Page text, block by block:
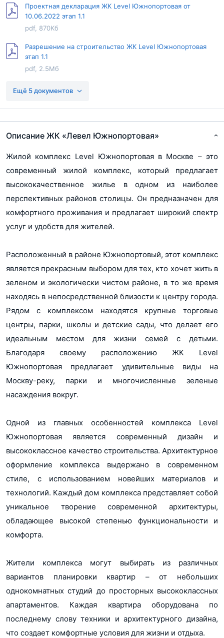
Возведение здания (Корпус 10, 11)
Паркинг Подземный паркинг на 1436 машиномест
Территория
Благоустройство
территории
детские и спортивные площадки
Терраса Нет
Форма продажи
Продажи завершены (4, 5, 6, 7)
Договор долевого участия (Корпус 1, 13,
Договор долевого участия (Корпус 2, 3)
Договор долевого участия (Корпус 10, 11)
Есть
Военная ипотека Нет
Рассрочка Рассрочка 0% на квартиры
Тип здания
Монолитно-кирпичное (4, 5, 6, 7)
Монолитно-кирпичное (Корпус 1, 13, 14)
Монолитно-кирпичное (Корпус 10, 11)
13-69 (Корпус 1, 13, 14)
47-68 (Корпус 2, 3)
49 (Корпус 8, 9)
20-68 (Корпус 10, 11)
Показать еще...
Отделка от
Без отделки/С отделкой (4, 5, 6, 7)
Без отделки/С отделкой (Корпус 2, 3)
Без отделки/С отделкой (Корпус 8, 9)
Показать еще...
Отделка от
застройщика
Без отделки, предчистовая, чистовая (4, 5,
6, 7)
Потолки
от 2.85 до 2.92 (4, 5, 6, 7)
от 2.85 до 2.92 (Корпус 1, 13, 14)
от 2.85 до 2.9 (Корпус 10, 11)
Квартир на этаже
14 (Корпус 1, 13, 14)
12 (Корпус 2, 3)
25 (Корпус 8, 9)
16 (Корпус 10, 11)
5759 (Общее кол-во)
785 (4, 5, 6, 7)
963 (Корпус 1, 13, 14)
1316 (Корпус 2, 3)
1220 (Корпус 8, 9)
1072 (Корпус 10, 11)
Показать еще...
Банки
Абсолют Банк
Банк УРАЛСИБ
Металлинвестбанк
Московский Кредитный Банк
Банк Открытие
Промсвязьбанк
Росбанк
Проектная декларация ЖК Level Южнопортовая от
10.06.2022 этап 1.1
pdf, 870Кб
Разрешение на строительство ЖК Level Южнопортовая
этап 1.1
pdf, 2.5Мб
Разрешение на строительство Левел Южнопортовая этап
pdf, 104Кб
pdf, 767Кб
Разрешение на строительство Левел Южнопортовая этап
1.2
Проектная декларация Левел Южнопортовая этап 1.2
pdf, 502Кб
Разрешени е на ввод Левел Южнопортовая этап 1.1.1
Ещё 5 документов
Описание ЖК «Левел Южнопортовая»
Жилой комплекс Level Южнопортовая в Москве – это
современный жилой комплекс, который предлагает
высококачественное жилье в одном из наиболее
перспективных районов столицы. Он предназначен для
комфортного проживания и предлагает широкий спектр
услуг и удобств для жителей.
Расположенный в районе Южнопортовый, этот комплекс
является прекрасным выбором для тех, кто хочет жить в
зеленом и экологически чистом районе, в то же время
находясь в непосредственной близости к центру города.
Рядом с комплексом находятся крупные торговые
центры, парки, школы и детские сады, что делает его
идеальным местом для жизни семей с детьми.
Благодаря своему расположению ЖК Level
Южнопортовая предлагает удивительные виды на
Москву-реку, парки и многочисленные зеленые
насаждения вокруг.
Одной из главных особенностей комплекса Level
Южнопортовая является современный дизайн и
высококлассное качество строительства. Архитектурное
оформление комплекса выдержано в современном
стиле, с использованием новейших материалов и
технологий. Каждый дом комплекса представляет собой
уникальное творение современной архитектуры,
обладающее высокой степенью функциональности и
комфорта.
Жители комплекса могут выбирать из различных
вариантов планировки квартир – от небольших
однокомнатных студий до просторных высококлассных
апартаментов. Каждая квартира оборудована по
последнему слову техники и архитектурного дизайна,
что создает комфортные условия для жизни и отдыха.